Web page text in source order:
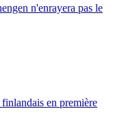
n'enrayera pas le
en première